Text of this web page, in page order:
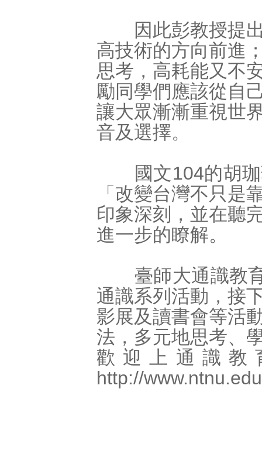
因此彭教授提出
高技術的方向前進
思考，高耗能又不
勵同學們應該從自
讓大眾漸漸重視世
音及選擇。
國文104的胡珈
「改變台灣不只是
印象深刻，並在聽
進一步的瞭解。
臺師大通識教育
通識系列活動，接
影展及讀書會等活
法，多元地思考、
歡迎上通識教
http://